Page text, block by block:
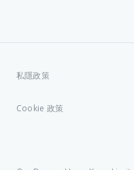
私隱政策
Cookie 政策